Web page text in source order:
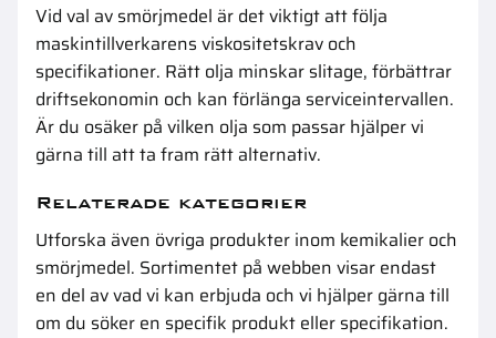
Vid val av smörjmedel är det viktigt att följa
maskintillverkarens viskositetskrav och
specifikationer. Rätt olja minskar slitage, förbättrar
driftsekonomin och kan förlänga serviceintervallen.
Är du osäker på vilken olja som passar hjälper vi
gärna till att ta fram rätt alternativ.
Relaterade kategorier
Utforska även övriga produkter inom kemikalier och
smörjmedel. Sortimentet på webben visar endast
en del av vad vi kan erbjuda och vi hjälper gärna till
om du söker en specifik produkt eller specifikation.